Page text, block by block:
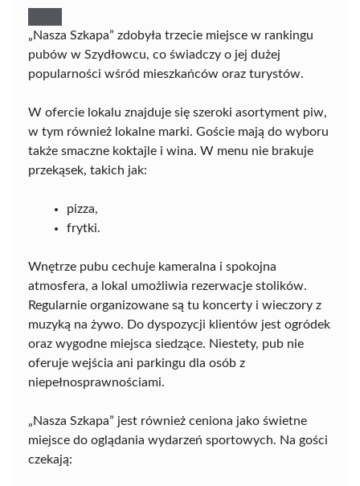
„Nasza Szkapa” zdobyła trzecie miejsce w rankingu
pubów w Szydłowcu, co świadczy o jej dużej
popularności wśród mieszkańców oraz turystów.
W ofercie lokalu znajduje się szeroki asortyment piw,
w tym również lokalne marki. Goście mają do wyboru
także smaczne koktajle i wina. W menu nie brakuje
przekąsek, takich jak:
pizza,
frytki.
Wnętrze pubu cechuje kameralna i spokojna
atmosfera, a lokal umożliwia rezerwacje stolików.
Regularnie organizowane są tu koncerty i wieczory z
muzyką na żywo. Do dyspozycji klientów jest ogródek
oraz wygodne miejsca siedzące. Niestety, pub nie
oferuje wejścia ani parkingu dla osób z
niepełnosprawnościami.
„Nasza Szkapa” jest również ceniona jako świetne
miejsce do oglądania wydarzeń sportowych. Na gości
czekają: